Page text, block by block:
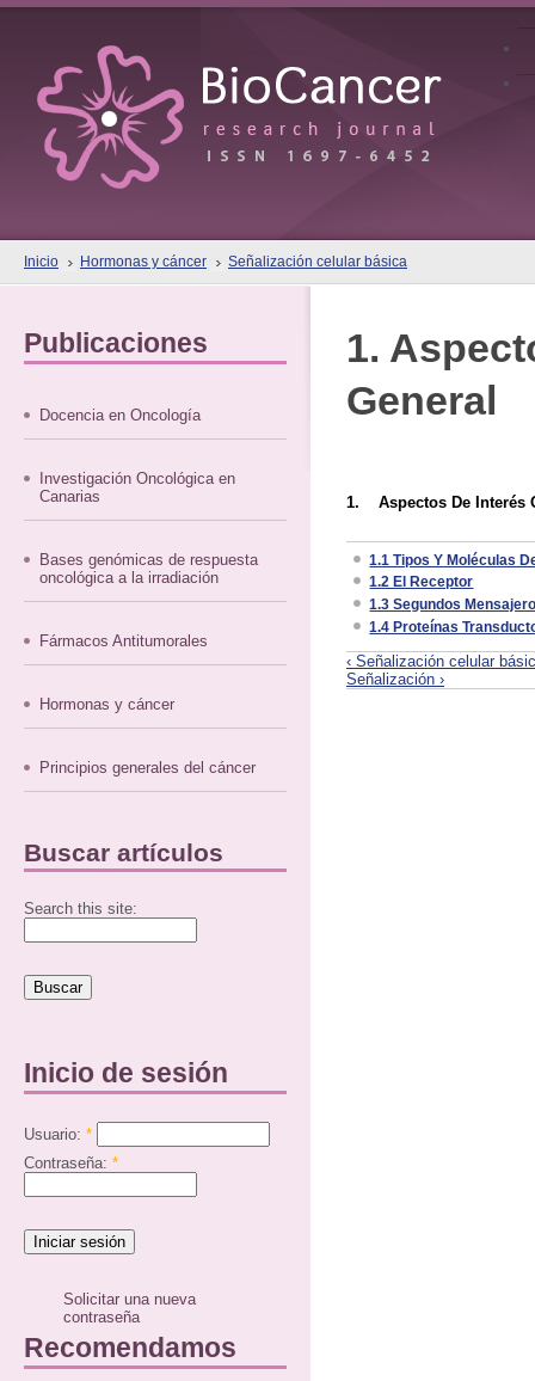
Inicio Hormonas y cáncer Señalización celular básica
Publicaciones
Docencia en Oncología
Investigación Oncológica en
Canarias
Bases genómicas de respuesta
oncológica a la irradiación
Fármacos Antitumorales
Hormonas y cáncer
Principios generales del cáncer
Buscar artículos
Search this site:
Inicio de sesión
Usuario: *
Contraseña: *
Solicitar una nueva
contraseña
Recomendamos
1.
General
1. Aspectos De Interés
1.1 Tipos Y Moléculas
1.2 El Receptor
1.3 Segundos
1.4 Proteínas
‹ Señalización celular
Señalización ›